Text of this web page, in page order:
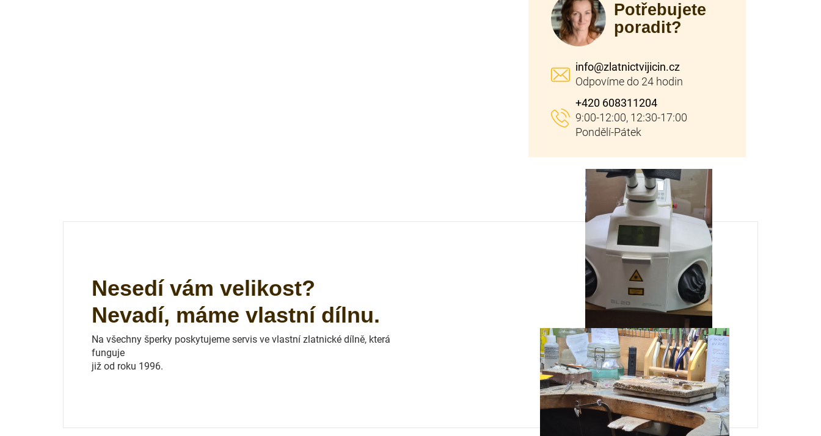
Potřebujete
poradit?
info@zlatnictvijicin.cz
+420 608311204
Nesedí vám velikost?
Nevadí, máme vlastní dílnu.
Na všechny šperky poskytujeme servis ve vlastní zlatnické dílně, která
funguje
již od roku 1996.